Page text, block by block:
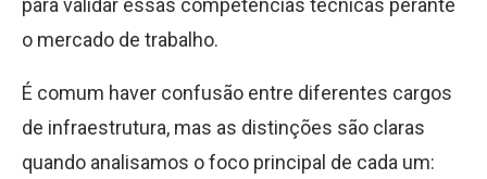
para validar essas competências técnicas perante
o mercado de trabalho.
É comum haver confusão entre diferentes cargos
de infraestrutura, mas as distinções são claras
quando analisamos o foco principal de cada um: